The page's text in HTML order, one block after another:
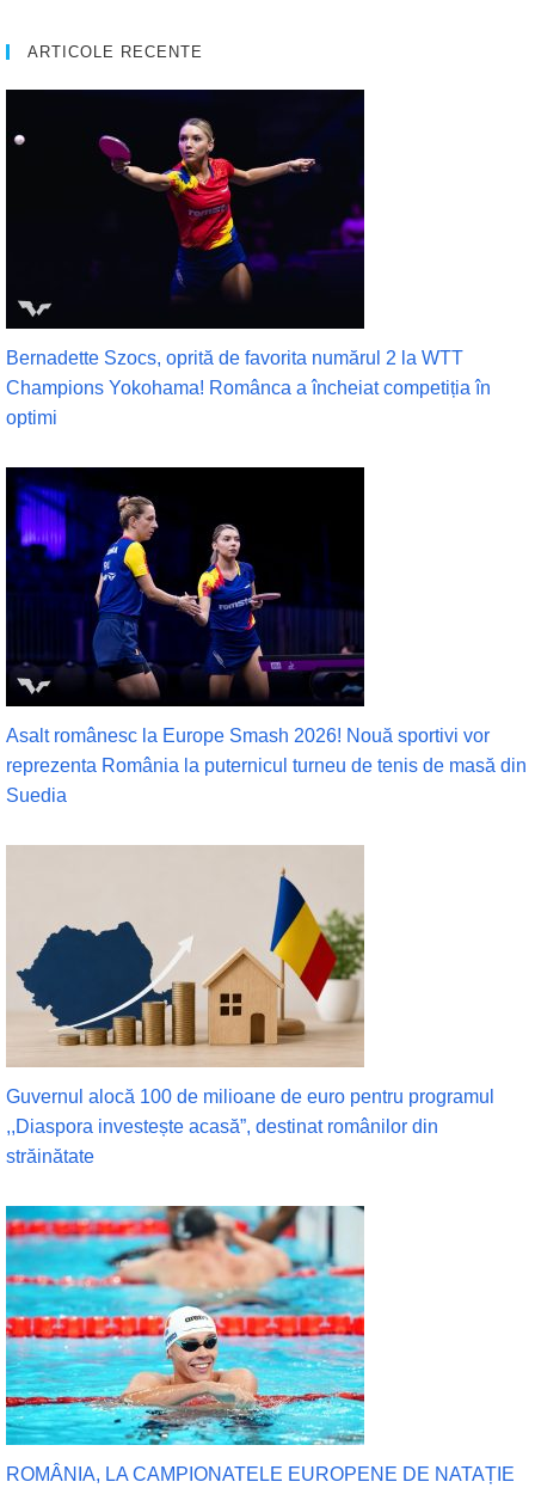
ARTICOLE RECENTE
Bernadette Szocs, oprită de favorita numărul 2 la WTT
Champions Yokohama! Românca a încheiat competiția în
optimi
Asalt românesc la Europe Smash 2026! Nouă sportivi vor
reprezenta România la puternicul turneu de tenis de masă din
Suedia
Guvernul alocă 100 de milioane de euro pentru programul
,,Diaspora investește acasă”, destinat românilor din
străinătate
ROMÂNIA, LA CAMPIONATELE EUROPENE DE NATAȚIE